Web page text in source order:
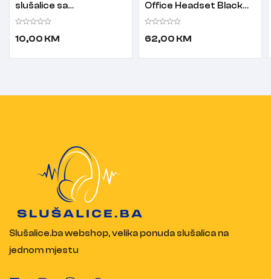
slušalice sa
mikrofonom crne
10,00 KM
Office Headset Black
slušalice sa
62,00 KM
Slušalice.ba webshop, velika ponuda slušalica na
jednom mjestu